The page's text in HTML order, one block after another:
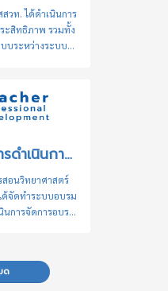
วท. ได้ดำเนินการ
ะสิทธิภาพ รวมทั้ง
บระหว่างระบบ
ามสะดวกให้ท่าน
ทั้ง 2 ระบบ ด้วย
เดียวกัน สำหรับ
แล้ว หากท่านพบ
อินเข้าสู่ระบบ
าที่อีเมล
านที่สนใจเข้า
ประกาศ เรื่อง การดำเนินการกรณีการรับจ้างอบรมหรืออบรมแทนกัน ระบบอบรมครูออนไลน์ สสวท.
สอนวิทยาศาสตร์
ด้จัดทำระบบอบรม
นการจัดการอบรม
างการศึกษาทั้ง
นการจัดการ
ด